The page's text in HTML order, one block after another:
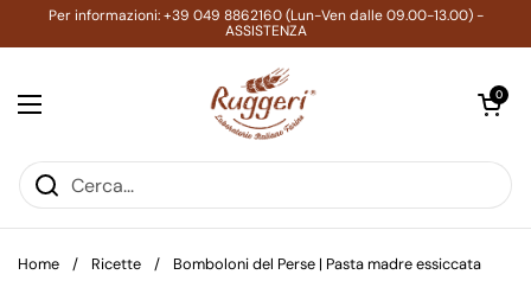
Passa ai contenuti
Per informazioni: +39 049 8862160 (Lun-Ven dalle 09.00-13.00) -
ASSISTENZA
Apri menu
Apri carrello
0
Home / Ricette / Bomboloni del Perse | Pasta madre essiccata